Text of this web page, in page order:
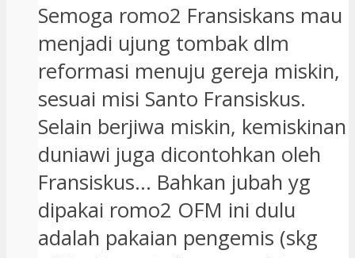
Semoga romo2 Fransiskans mau
menjadi ujung tombak dlm
reformasi menuju gereja miskin,
sesuai misi Santo Fransiskus.
Selain berjiwa miskin, kemiskinan
duniawi juga dicontohkan oleh
Fransiskus… Bahkan jubah yg
dipakai romo2 OFM ini dulu
adalah pakaian pengemis (skg